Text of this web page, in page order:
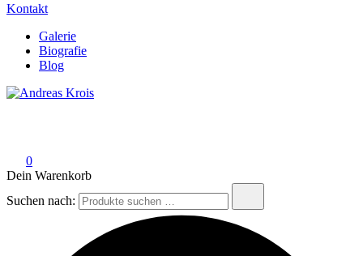
Kontakt
Galerie
Biografie
Blog
0
Dein Warenkorb
Suchen nach: